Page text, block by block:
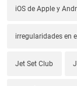
iOS de Apple y
irregularidades en
Jet Set Club